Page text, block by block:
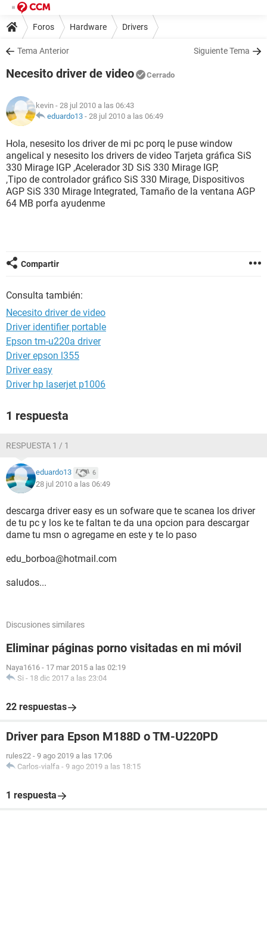
Foros Hardware Drivers
Tema Anterior Siguiente Tema
Necesito driver de video Cerrado
kevin - 28 jul 2010 a las 06:43
eduardo13 - 28 jul 2010 a las 06:49
Hola, nesesito los driver de mi pc porq le puse window
angelical y nesesito los drivers de video Tarjeta gráfica SiS
330 Mirage IGP ,Acelerador 3D SiS 330 Mirage IGP,
,Tipo de controlador gráfico SiS 330 Mirage, Dispositivos
AGP SiS 330 Mirage Integrated, Tamaño de la ventana AGP
64 MB porfa ayudenme
Compartir
Consulta también:
Necesito driver de video
Driver identifier portable
Epson tm-u220a driver
Driver epson l355
Driver easy
Driver hp laserjet p1006
1 respuesta
RESPUESTA 1 / 1
eduardo13 6
28 jul 2010 a las 06:49
descarga driver easy es un sofware que te scanea los driver
de tu pc y los ke te faltan te da una opcion para descargar
dame tu msn o agregame en este y te lo paso
edu_borboa@hotmail.com
saludos...
Discusiones similares
Eliminar páginas porno visitadas en mi móvil
Naya1616 - 17 mar 2015 a las 02:19
Si - 18 dic 2017 a las 23:04
22 respuestas
Driver para Epson M188D o TM-U220PD
rules22 - 9 ago 2019 a las 17:06
Carlos-vialfa - 9 ago 2019 a las 18:15
1 respuesta